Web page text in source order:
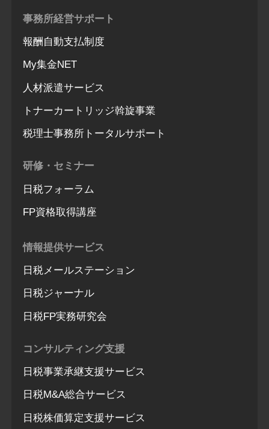
事務所経営サポート
報酬自動支払制度
My集金NET
人材派遣サービス
トナーカートリッジ斡旋事業
税理士事務所トータルサポート
研修・セミナー
日税フォーラム
FP資格取得講座
情報提供サービス
日税メールステーション
日税ジャーナル
日税FP実務研究会
コンサルティング支援
日税事業承継支援サービス
日税M&A総合サービス
日税株価算定支援サービス